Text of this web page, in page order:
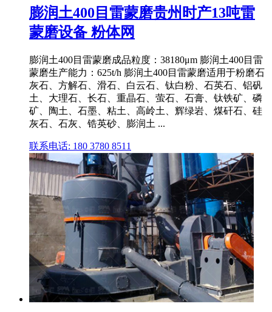
膨润土400目雷蒙磨贵州时产13吨雷
蒙磨设备 粉体网
膨润土400目雷蒙磨成品粒度：38180μm 膨润土400目雷
蒙磨生产能力：625t/h 膨润土400目雷蒙磨适用于粉磨石
灰石、方解石、滑石、白云石、钛白粉、石英石、铝矾
土、大理石、长石、重晶石、萤石、石膏、钛铁矿、磷
矿、陶土、石墨、粘土、高岭土、辉绿岩、煤矸石、硅
灰石、石灰、锆英砂、膨润土 ...
联系电话: 180 3780 8511